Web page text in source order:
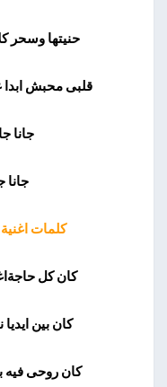
حنيتها وسحر
قلبى محبش ابدا
جانا
جانا
كلمات
كان كل
كان بين
كان روحى فيه